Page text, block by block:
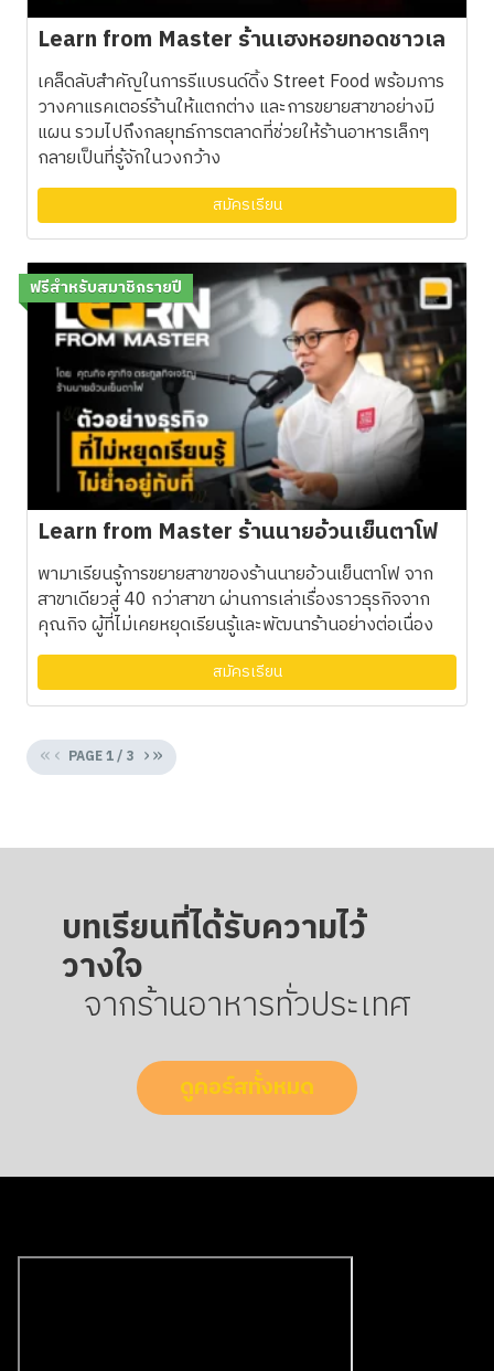
Learn from Master ร้านเฮงหอยทอดชาวเล
เคล็ดลับสำคัญในการรีแบรนด์ดิ้ง Street Food พร้อมการ
วางคาแรคเตอร์ร้านให้แตกต่าง และการขยายสาขาอย่างมี
แผน รวมไปถึงกลยุทธ์การตลาดที่ช่วยให้ร้านอาหารเล็กๆ
กลายเป็นที่รู้จักในวงกว้าง
สมัครเรียน
ฟรีสำหรับสมาชิกรายปี
Learn from Master ร้านนายอ้วนเย็นตาโฟ
พามาเรียนรู้การขยายสาขาของร้านนายอ้วนเย็นตาโฟ จาก
สาขาเดียวสู่ 40 กว่าสาขา ผ่านการเล่าเรื่องราวธุรกิจจาก
คุณกิจ ผู้ที่ไม่เคยหยุดเรียนรู้และพัฒนาร้านอย่างต่อเนื่อง
สมัครเรียน
«‹ ›»
PAGE1/3
บทเรียนที่ได้รับความไว้
วางใจ
จากร้านอาหารทั่วประเทศ
ดูคอร์สทั้งหมด